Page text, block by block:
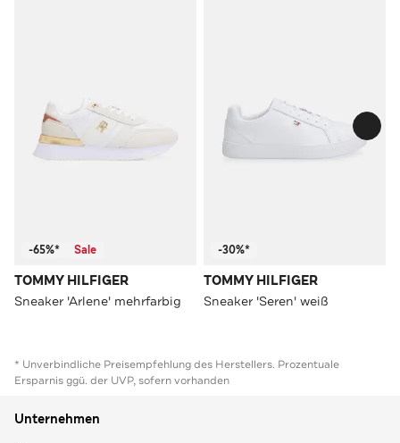
-65%* Sale
TOMMY HILFIGER
Sneaker 'Arlene' mehrfarbig
-30%*
TOMMY HILFIGER
Sneaker 'Seren' weiß
* Unverbindliche Preisempfehlung des Herstellers. Prozentuale
Ersparnis ggü. der UVP, sofern vorhanden
Unternehmen